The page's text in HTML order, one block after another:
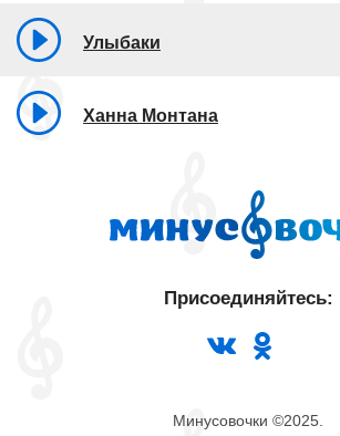
Улыбаки
Ханна Монтана
Минусовочки ©2025.
Присоединяйтесь: